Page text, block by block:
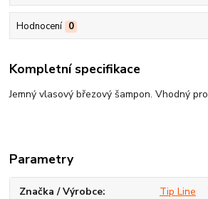
Hodnocení 0
Kompletní specifikace
Jemný vlasový březový šampon. Vhodný
Parametry
Značka / Výrobce Tip Line